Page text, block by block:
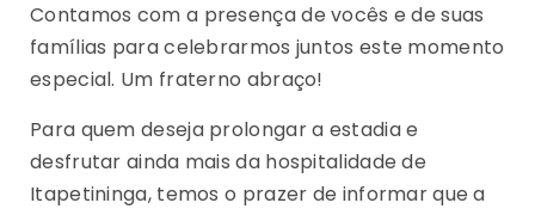
Contamos com a presença de vocês e de suas
famílias para celebrarmos juntos este momento
especial. Um fraterno abraço!
Para quem deseja prolongar a estadia e
desfrutar ainda mais da hospitalidade de
Itapetininga, temos o prazer de informar que a